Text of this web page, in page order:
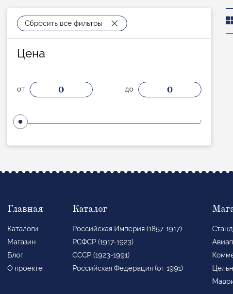
Сбросить все фильтры
Цена
от 0 до 0
Главная
Каталоги
Магазин
Блог
О проекте
Каталог
Российская Империя (1857-1917)
РСФСР (1917-1923)
СССР (1923-1991)
Российская Федерация (от 1991)